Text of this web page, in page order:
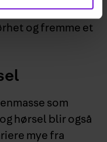
med D-
og fremme et
som
hørsel blir også
mye fra